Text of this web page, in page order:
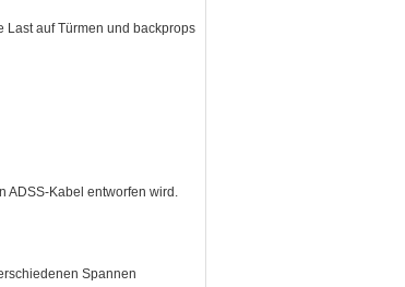
Last auf Türmen und backprops
Kabel entworfen wird.
Spannen